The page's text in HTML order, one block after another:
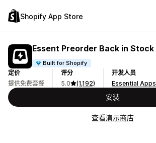
Shopify App Store
Essent Preorder Back in Stock
Built for Shopify
定价
提供免费套餐
评分
5.0
(1,192)
开发人员
Essential Apps
安装
查看演示商店